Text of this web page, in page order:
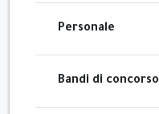
Personale
Bandi di concorso